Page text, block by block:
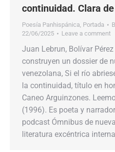
continuidad. Clara
Poesía Panhispánica, Portada
22/06/2025
Leave a comment
Juan Lebrun, Bolívar
construyen un dossier de
venezolana, Si el río
la continuidad, título en
Caneo Arguinzones.
(1996). Es poeta y
podcast Ómnibus de
literatura excéntrica